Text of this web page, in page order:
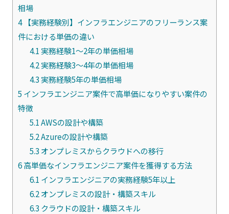
相場
4【実務経験別】インフラエンジニアのフリーランス案
件における単価の違い
4.1 実務経験1〜2年の単価相場
4.2実務経験3〜4年の単価相場
4.3 実務経験5年の単価相場
5 インフラエンジニア案件で高単価になりやすい案件の
特徴
5.1AWSの設計や構築
5.2Azureの設計や構築
5.3 オンプレミスからクラウドへの移行
6高単価なインフラエンジニア案件を獲得する方法
6.1 インフラエンジニアの実務経験5年以上
6.2オンプレミスの設計・構築スキル
6.3 クラウドの設計・構築スキル